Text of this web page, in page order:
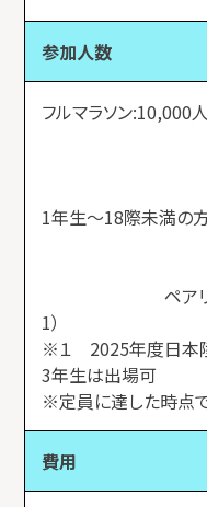
参加人数
フルマラソン
ファンラ
1年生～18際未満の
ペアリレー
1）
※１ 2025年度日本
3年生は出場可
※定員に達した時点
費用